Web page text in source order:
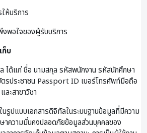
ห้บริการ
พอใจของผู้รับบริการ
ก็บ
ได้แก่ ชื่อ นามสกุล รหัสพนักงาน รหัสนักศึกษา
รประชาชน Passport ID เบอร์โทรศัพท์มือถือ
ะสาขาวิชา
รูปแบบเอกสารดิจิทัลในระบบฐานข้อมูลที่มีความ
าความมั่นคงปลอดภัยข้อมูลส่วนบุคคลของ